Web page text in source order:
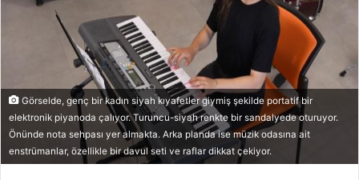
Görselde, genç bir kadın siyah kıyafetler giymiş şekilde portatif bir
elektronik piyanoda çalıyor. Turuncu-siyah renkte bir sandalyede oturuyor.
Önünde nota sehpası yer almakta. Arka planda ise müzik odasına ait
enstrümanlar, özellikle bir davul seti ve raflar dikkat çekiyor.